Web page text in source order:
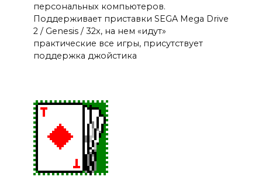
персональных компьютеров.
Поддерживает приставки SEGA Mega Drive
2 / Genesis / 32x, на нем «идут»
практические все игры, присутствует
поддержка джойстика